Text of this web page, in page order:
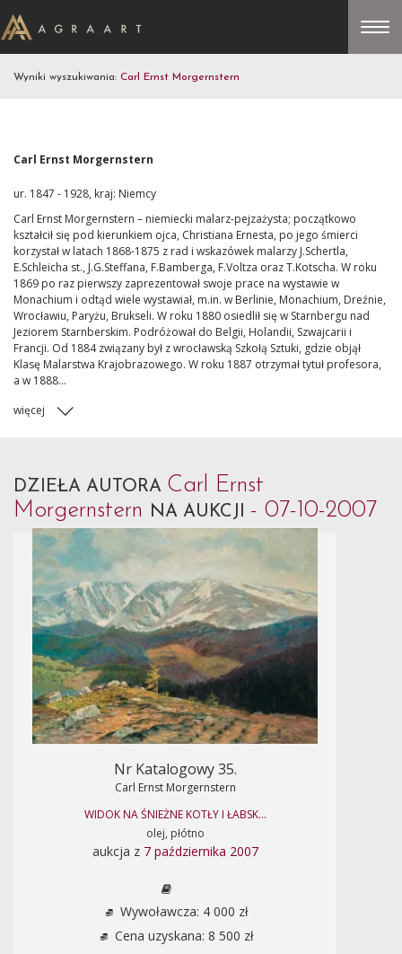
Wyniki wyszukiwania: Carl Ernst Morgernstern
Carl Ernst Morgernstern
ur. 1847 - 1928, kraj: Niemcy
Carl Ernst Morgernstern – niemiecki malarz-pejzażysta; początkowo
kształcił się pod kierunkiem ojca, Christiana Ernesta, po jego śmierci
korzystał w latach 1868-1875 z rad i wskazówek malarzy J.Schertla,
E.Schleicha st., J.G.Steffana, F.Bamberga, F.Voltza oraz T.Kotscha. W roku
1869 po raz pierwszy zaprezentował swoje prace na wystawie w
Monachium i odtąd wiele wystawiał, m.in. w Berlinie, Monachium, Dreźnie,
Wrocławiu, Paryżu, Brukseli. W roku 1880 osiedlił się w Starnbergu nad
Jeziorem Starnberskim. Podróżował do Belgii, Holandii, Szwajcarii i
Francji. Od 1884 związany był z wrocławską Szkołą Sztuki, gdzie objął
Klasę Malarstwa Krajobrazowego. W roku 1887 otrzymał tytuł profesora,
a w 1888...
więcej
DZIEŁA AUTORA Carl Ernst
Morgernstern NA AUKCJI - 07-10-2007
Nr Katalogowy 35.
Carl Ernst Morgernstern
WIDOK NA ŚNIEŻNE KOTŁY I ŁABSK...
olej, płótno
aukcja z 7 października 2007
Wywoławcza: 4 000 zł
Cena uzyskana: 8 500 zł